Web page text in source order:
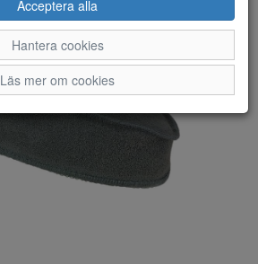
Acceptera alla
Hantera cookies
Läs mer om cookies